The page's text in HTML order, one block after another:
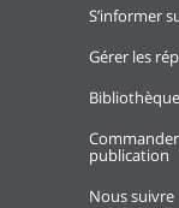
S’informer
Gérer les
publication
Nous suivre